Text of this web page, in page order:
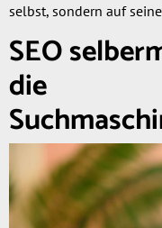
selbst, sondern auf
SEO
die